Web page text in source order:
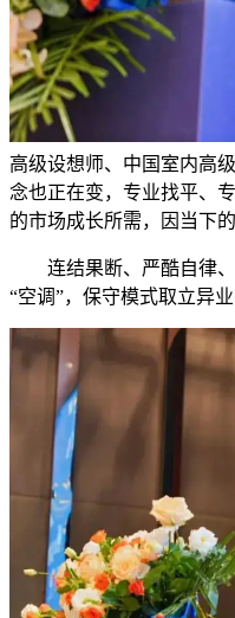
高级设想师、中国室内高
念也正在变，专业找平、
的市场成长所需，因当下
连结果断、严酷自律、
“空调”，保守模式取立异